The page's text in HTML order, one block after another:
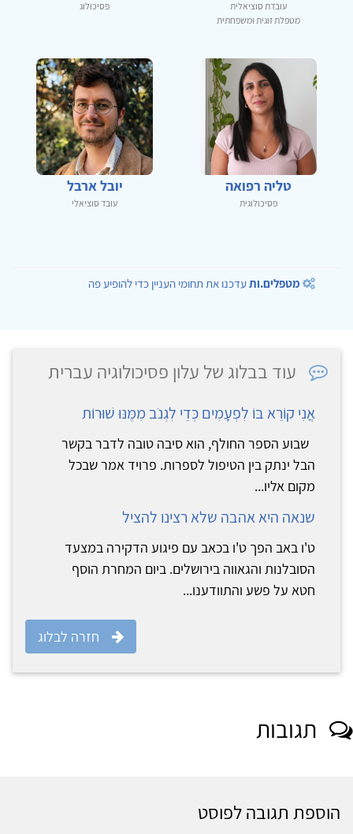
עובדת סוציאלית
מטפלת זוגית ומשפחתית
פסיכולוג
טליה רפואה
פסיכולוגית
יובל ארבל
עובד סוציאלי
מטפלים.ותעדכנו את תחומי העניין כדי להופיע פה
עוד בבלוג של עלון פסיכולוגיה עברית
אֲנִי קוֹרֵא בּוֹ לִפְעָמִים כְּדֵי לִגְנֹב מִמֶּנּוּ שׁוּרוֹת
שבוע הספר החולף, הוא סיבה טובה לדבר בקשר
הבל ינתק בין הטיפול לספרות. פרויד אמר שבכל
מקום אליו...
שנאה היא אהבה שלא רצינו להציל
ט'ו באב הפך ט'ו בכאב עם פיגוע הדקירה במצעד
הסובלנות והגאווה בירושלים. ביום המחרת הוסף
חטא על פשע והתוודענו...
חזרה לבלוג
תגובות
הוספת תגובה לפוסט